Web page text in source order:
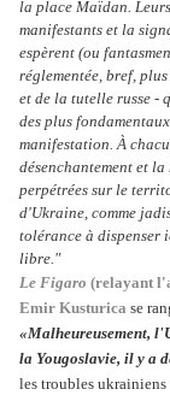
la place Maïdan.
manifestants et la
espèrent (ou
réglementée, bref,
et de la tutelle russe -
des plus
manifestation.À
désenchantement et
perpétrées sur le
d'Ukraine, comme
tolérance à dispenser
libre."
Le Figaro (relayant
Emir Kusturica se
«Malheureusement,
la Yougoslavie, il y a
les troubles ukrainiens